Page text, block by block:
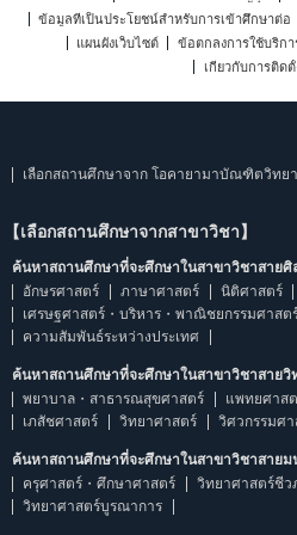
ข้อมูลที่เป็นประโยชน์สำหรับการเข้าศึกษาต่อ
แผนผังเว็บไซต์
ข้อตกลงการใช้บริกา
เกี่ยวกับการติด
เลือกสถานศึกษาจาก โอคายามาบัณฑิตวิทย
【เลือกสถานศึกษาจากสาขาวิชา】
ค้นหาสถานศึกษาที่จะศึกษาในสาขาวิชาสายศิ
อักษรศาสตร์
ภาษาศาสตร์
นิติศาสตร์
เศรษฐศาสตร์・บริหาร・พาณิชยกรรมศาสต
ความสัมพันธ์ระหว่างประเทศ
ค้นหาสถานศึกษาที่จะศึกษาในสาขาวิชาสายวิ
พยาบาล・สาธารณสุขศาสตร์
แพทยศาส
เภสัชศาสตร์
วิทยาศาสตร์ วิศวกรรมศ
ค้นหาสถานศึกษาที่จะศึกษาในสาขาวิชาสาย
ครุศาสตร์・ศึกษาศาสตร์
วิทยาศาสตร์ชีว
วิทยาศาสตร์บูรณาการ